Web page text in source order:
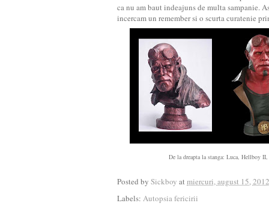
ca nu am baut indeajuns de multa sampanie.
incercam un remember si o scurta curatenie
De la dreapta la stanga: Luca, Hellboy
Posted by Sickboy atmiercuri, august 15, 2012
Labels: Autopsia fericirii